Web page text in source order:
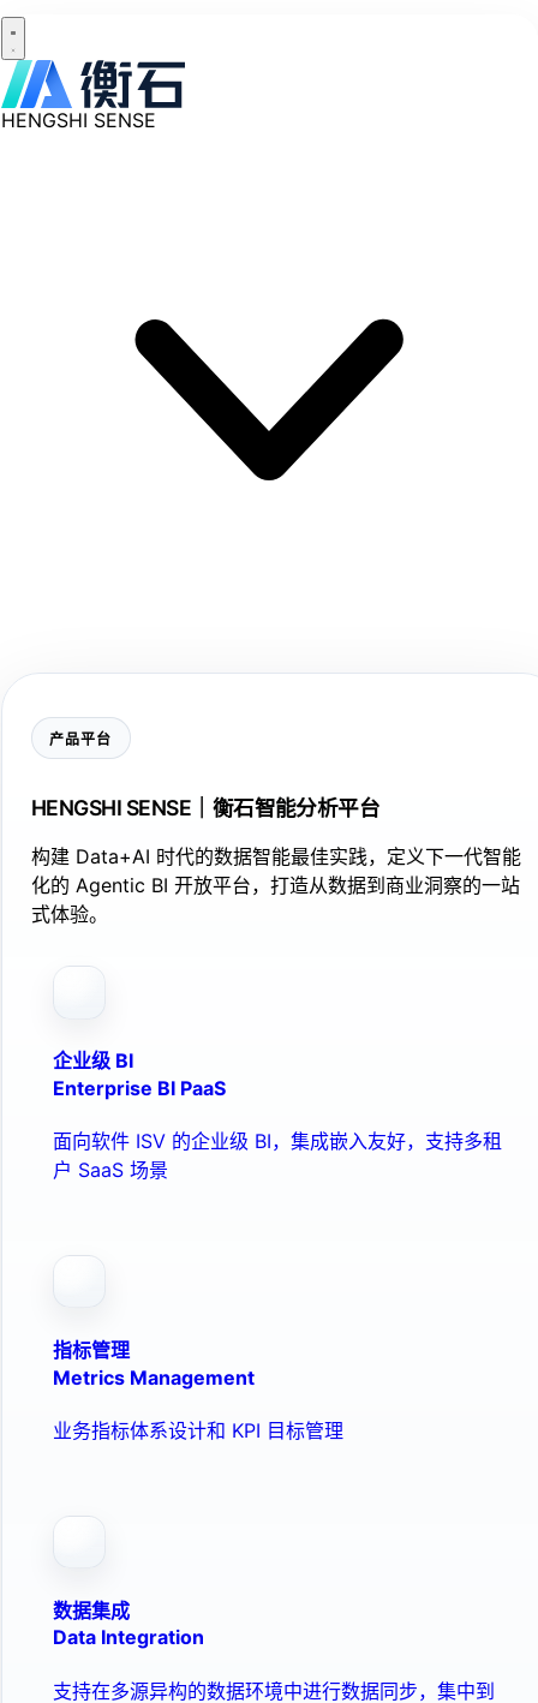
HENGSHI SENSE
产品平台
HENGSHI SENSE｜衡石智能分析平台
构建 Data+AI 时代的数据智能最佳实践，定义下一代智能
化的 Agentic BI 开放平台，打造从数据到商业洞察的一站
式体验。
企业级 BI
Enterprise BI PaaS
面向软件 ISV 的企业级 BI，集成嵌入友好，支持多租
户 SaaS 场景
指标管理
Metrics Management
业务指标体系设计和 KPI 目标管理
数据集成
Data Integration
支持在多源异构的数据环境中进行数据同步，集中到